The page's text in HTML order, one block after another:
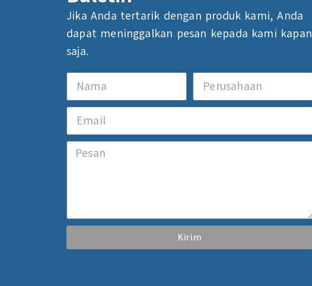
Jika Anda tertarik dengan produk kami, Anda
dapat meninggalkan pesan kepada kami kapan
saja.
Kirim